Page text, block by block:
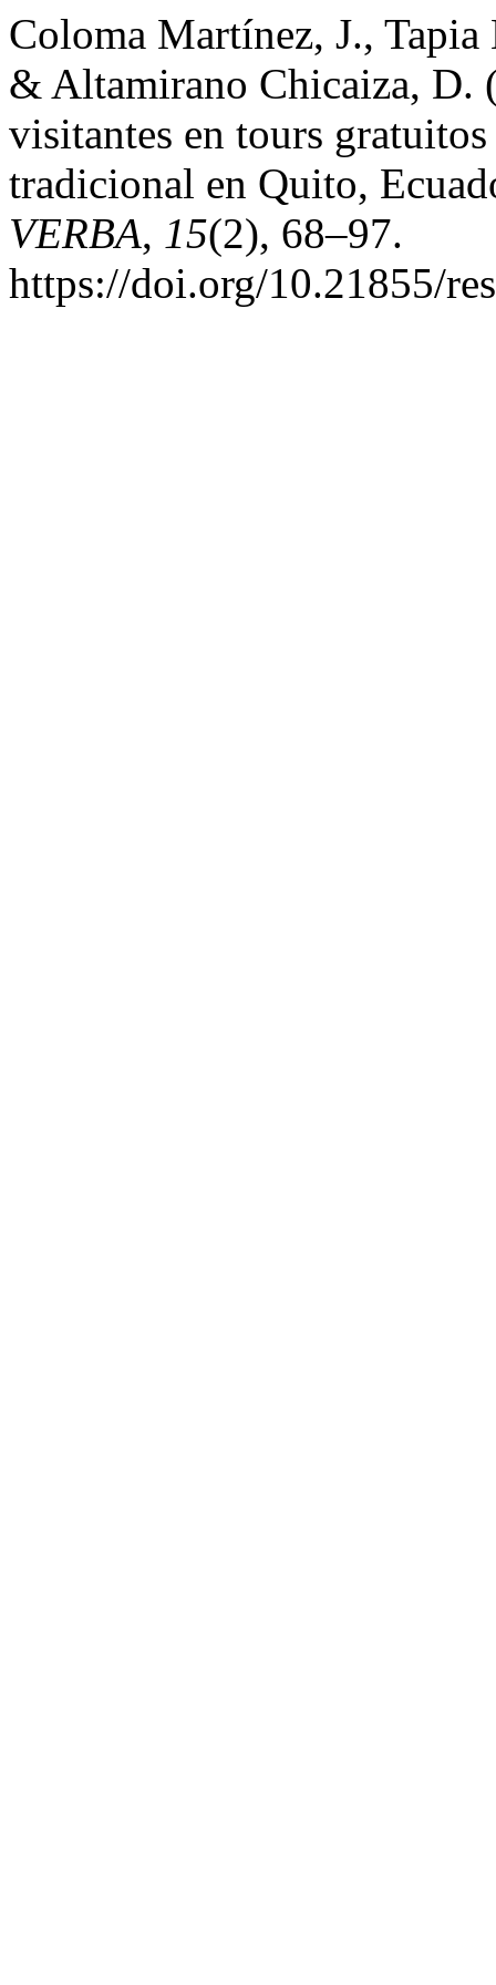
Coloma Martínez, J.,
& Altamirano Chicaiza, D.
visitantes en tours
tradicional en Quito,
VERBA, 15(2), 68–97.
https://doi.org/10.21855/